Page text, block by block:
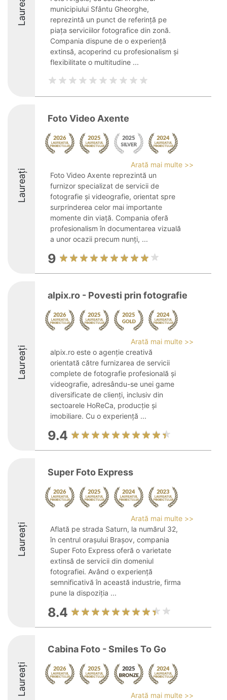
Laureați
municipiului Sfântu Gheorghe,
reprezintă un punct de referință pe
piața serviciilor fotografice din zonă.
Compania dispune de o experiență
extinsă, acoperind cu profesionalism și
flexibilitate o multitudine ...
Laureați
Foto Video Axente
Arată mai multe >>
Foto Video Axente reprezintă un
furnizor specializat de servicii de
fotografie și videografie, orientat spre
surprinderea celor mai importante
momente din viață. Compania oferă
profesionalism în documentarea vizuală
a unor ocazii precum nunți, ...
9
Laureați
alpix.ro - Povesti prin fotografie
Arată mai multe >>
alpix.ro este o agenție creativă
orientată către furnizarea de servicii
complete de fotografie profesională și
videografie, adresându-se unei game
diversificate de clienți, inclusiv din
sectoarele HoReCa, producție și
imobiliare. Cu o experiență ...
9.4
Laureați
Super Foto Express
Arată mai multe >>
Aflată pe strada Saturn, la numărul 32,
în centrul orașului Brașov, compania
Super Foto Express oferă o varietate
extinsă de servicii din domeniul
fotografiei. Având o experiență
semnificativă în această industrie, firma
pune la dispoziția ...
8.4
Laureați
Cabina Foto - Smiles To Go
Arată mai multe >>